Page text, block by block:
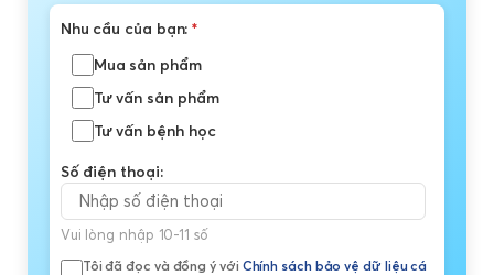
Nhu cầu của bạn:*
Mua sản phẩm
Tư vấn sản phẩm
Tư vấn bệnh học
Số điện thoại:
Vui lòng nhập 10-11 số
Tôi đã đọc và đồng ý với Chính sách bảo vệ dữ liệu cá